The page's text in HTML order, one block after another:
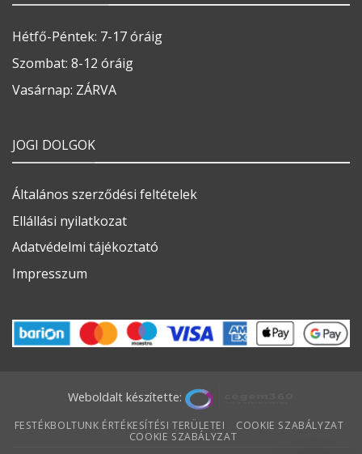
Hétfő-Péntek: 7-17 óráig
Szombat: 8-12 óráig
Vasárnap: ZÁRVA
JOGI DOLGOK
Általános szerződési feltételek
Ellállási nyilatkozat
Adatvédelmi tájékoztató
Impresszum
Weboldalt készítette:
FESTÉKBOLTUNK ÉRTÉKESÍTÉSI TERÜLETEI
COOKIE SZABÁLYZAT
COOKIE SZABÁLYZAT